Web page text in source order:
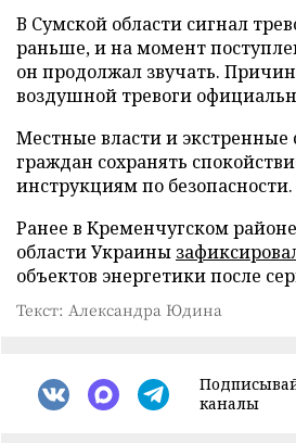
В Сумской области сигнал
раньше, и на момент
он продолжал звучать.
воздушной тревоги
Местные власти и
граждан сохранять
инструкциям по безопасности.
Ранее в Кременчугском
области Украины
объектов энергетики после
Текст: Александра Юдина
каналы